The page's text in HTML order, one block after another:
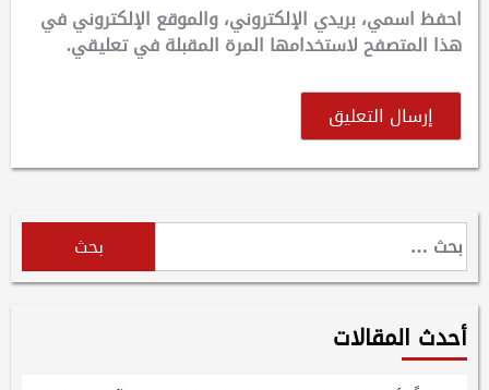
احفظ اسمي، بريدي الإلكتروني، والموقع الإلكتروني في
هذا المتصفح لاستخدامها المرة المقبلة في تعليقي.
البحث
عن:
أحدث المقالات